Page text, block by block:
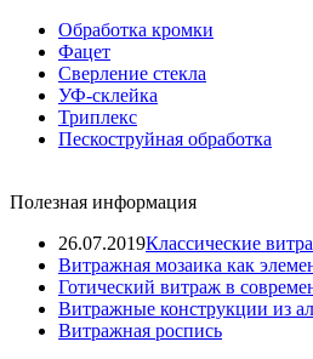
Обработка кромки
Фацет
Сверление стекла
УФ-склейка
Триплекс
Пескоструйная обработка
Полезная информация
26.07.2019Классические
Витражная мозаика как
Готический витраж в
Витражные конструкции из
Витражная роспись